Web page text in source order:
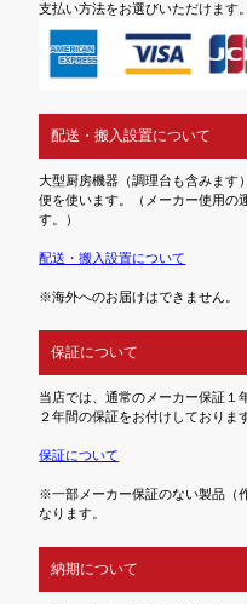
支払い方法をお選びいただけます。
配送・搬入設置について
大型厨房機器（調理台も含みます
便を使います。（メーカー使用の
す。）
配送・搬入設置について
※海外へのお届けはできません。
保証について
当店では、通常のメーカー保証１
２年間の保証をお付けしておりま
保証について
※一部メーカー保証のない製品（
なります。
納期について